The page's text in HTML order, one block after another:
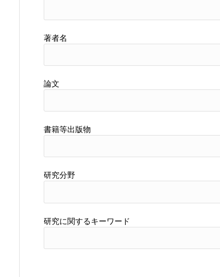
著者名
論文
書籍等出版物
研究分野
研究に関するキーワード